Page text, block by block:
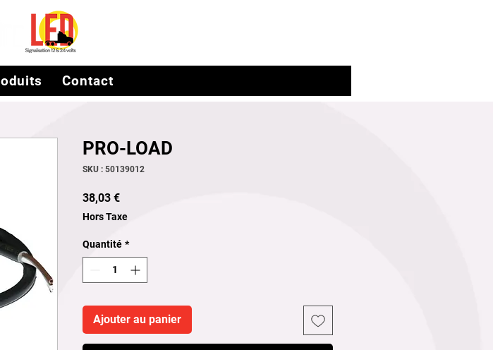
Contact
PRO-LOAD
SKU : 50139012
38,03 €Prix
Hors Taxe
Quantité *
Ajouter au panier